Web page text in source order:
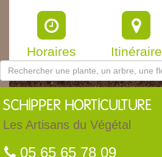
Horaires Itinéraire
SCHIPPER HORTICULTURE
Les Artisans du Végétal
05 65 65 78 09